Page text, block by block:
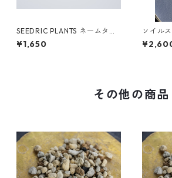
SEEDRIC PLANTS ネームタグ
NO.2（真鍮 日本製）
¥1,650
ソイル
㎝)
その他の商品